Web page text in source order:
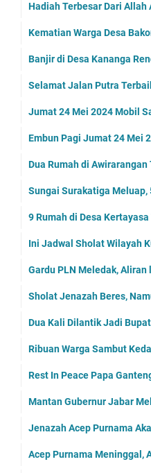
Hadiah Terbesar Dari Allah
Kematian Warga Desa
Banjir di Desa Kananga
Selamat Jalan Putra
Jumat 24 Mei 2024 Mobil
Embun Pagi Jumat 24 Mei
Dua Rumah di
Sungai Surakatiga Meluap,
9 Rumah di Desa
Ini Jadwal Sholat Wilayah
Gardu PLN Meledak,
Sholat Jenazah Beres,
Dua Kali Dilantik Jadi
Ribuan Warga Sambut
Rest In Peace Papa
Mantan Gubernur Jabar
Jenazah Acep Purnama
Acep Purnama Meninggal,